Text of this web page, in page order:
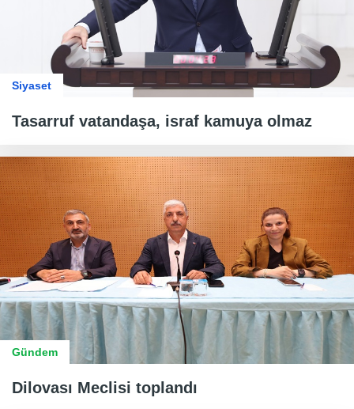
Siyaset
Tasarruf vatandaşa, israf kamuya olmaz
Gündem
Dilovası Meclisi toplandı